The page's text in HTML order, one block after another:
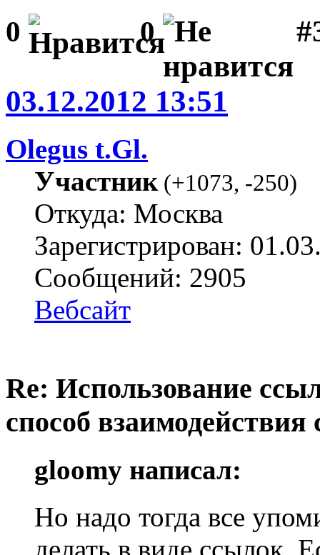
0 0
03.12.2012 13:51
Olegus t.Gl.
Участник(+1073, -250)
Откуда: Москва
Зарегистрирован:
Сообщений: 2905
Вебсайт
Re: Использование
способ взаимодействия
gloomy написал:
Но надо тогда все